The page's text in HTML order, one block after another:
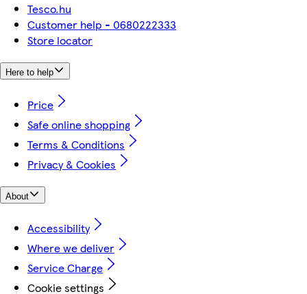
Tesco.hu
Customer help - 0680222333
Store locator
Here to help
Price
Safe online shopping
Terms & Conditions
Privacy & Cookies
About
Accessibility
Where we deliver
Service Charge
Cookie settings